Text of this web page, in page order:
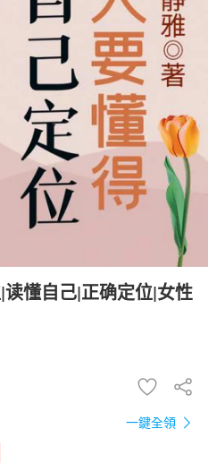
情趣用品
懂自己|正确定位|女性
一鍵全領